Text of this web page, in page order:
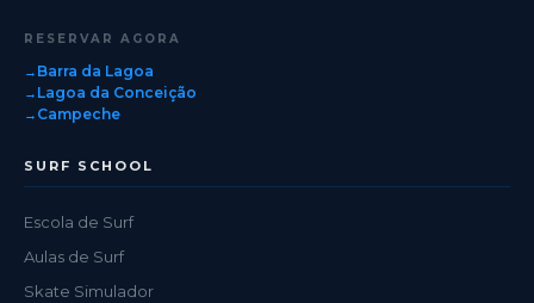
RESERVAR AGORA
Barra da Lagoa
Lagoa da Conceição
Campeche
SURF SCHOOL
Escola de Surf
Aulas de Surf
Skate Simulador